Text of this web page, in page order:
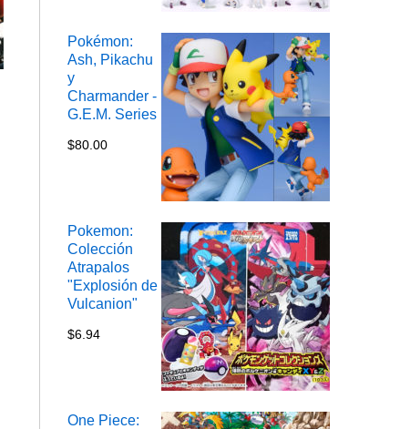
Pokémon:
Ash, Pikachu
y
Charmander -
G.E.M. Series
$80.00
Pokemon:
Colección
Atrapalos
"Explosión de
Vulcanion"
$6.94
One Piece: